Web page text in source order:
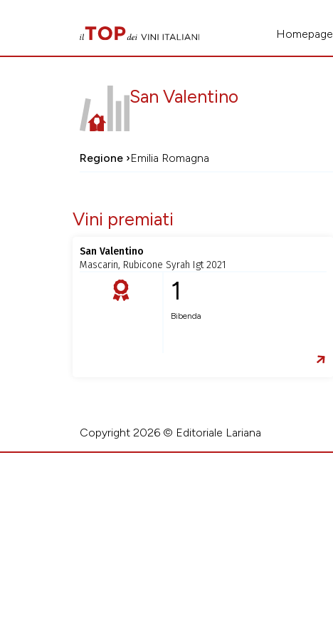
Homepage
San Valentino
Regione ›Emilia Romagna
Vini premiati
San Valentino
Mascarin, Rubicone Syrah Igt 2021
1
Bibenda
Copyright 2026 © Editoriale Lariana